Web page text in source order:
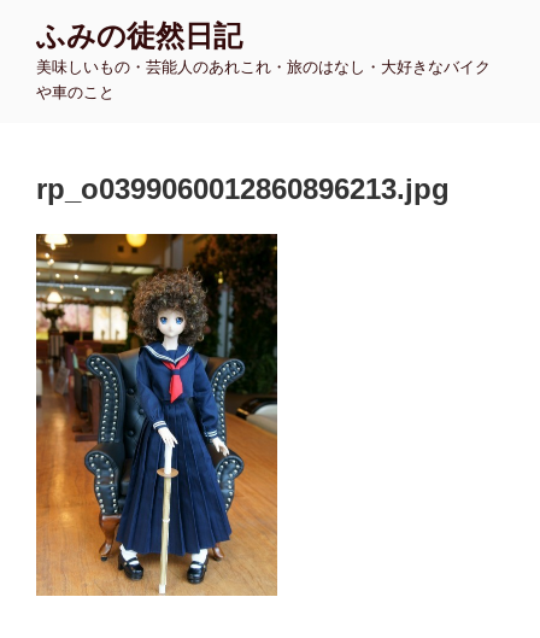
ふみの徒然日記
美味しいもの・芸能人のあれこれ・旅のはなし・大好きなバイク
や車のこと
rp_o0399060012860896213.jpg